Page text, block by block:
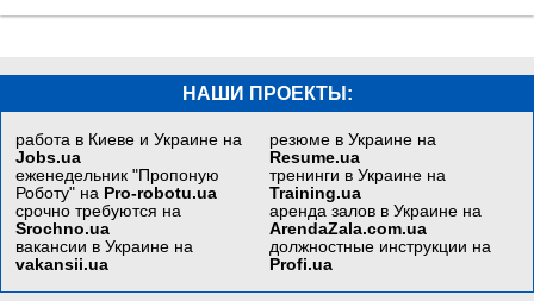
НАШИ ПРОЕКТЫ:
работа в Киеве и Украине на
Jobs.ua
еженедельник "Пропоную
Роботу" на Pro-robotu.ua
срочно требуются на
Srochno.ua
вакансии в Украине на
vakansii.ua
резюме в Украине на
Resume.ua
тренинги в Украине на
Training.ua
аренда залов в Украине на
ArendaZala.com.ua
должностные инструкции на
Profi.ua